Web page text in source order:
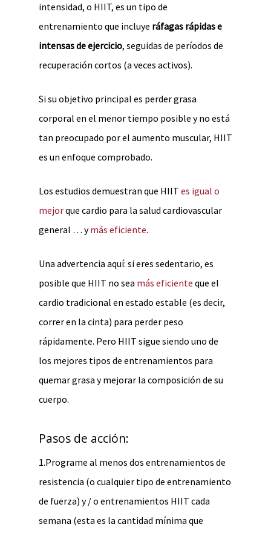
intensidad, o HIIT, es un tipo de
entrenamiento que incluye ráfagas rápidas e
intensas de ejercicio, seguidas de períodos de
recuperación cortos (a veces activos).
Si su objetivo principal es perder grasa
corporal en el menor tiempo posible y no está
tan preocupado por el aumento muscular, HIIT
es un enfoque comprobado.
Los estudios demuestran que HIIT es igual o
mejorque cardio para la salud cardiovascular
general … ymás eficiente.
Una advertencia aquí: si eres sedentario, es
posible que HIIT no sea más eficiente que el
cardio tradicional en estado estable (es decir,
correr en la cinta) para perder peso
rápidamente. Pero HIIT sigue siendo uno de
los mejores tipos de entrenamientos para
quemar grasa y mejorar la composición de su
cuerpo.
Pasos de acción:
1.Programe al menos dos entrenamientos de
resistencia (o cualquier tipo de entrenamiento
de fuerza) y / o entrenamientos HIIT cada
semana (esta es la cantidad mínima que